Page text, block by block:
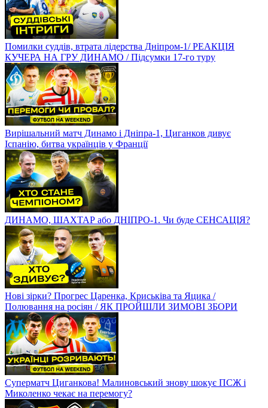
Помилки суддів, втрата лідерства Дніпром-1/ РЕАКЦІЯ
КУЧЕРА НА ГРУ ДИНАМО / Підсумки 17-го туру
Вирішальний матч Динамо і Дніпра-1, Циганков дивує
Іспанію, битва українців у Франції
ДИНАМО, ШАХТАР або ДНІПРО-1. Чи буде СЕНСАЦІЯ?
Нові зірки? Прогрес Царенка, Криськіва та Яцика /
Полювання на росіян / ЯК ПРОЙШЛИ ЗИМОВІ ЗБОРИ
Суперматч Циганкова! Малиновський знову шокує ПСЖ і
Миколенко чекає на перемогу?